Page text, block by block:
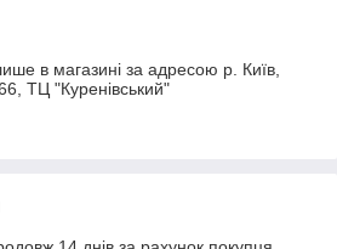
в магазині за адресою р. Київ,
ТЦ "Куренівський"